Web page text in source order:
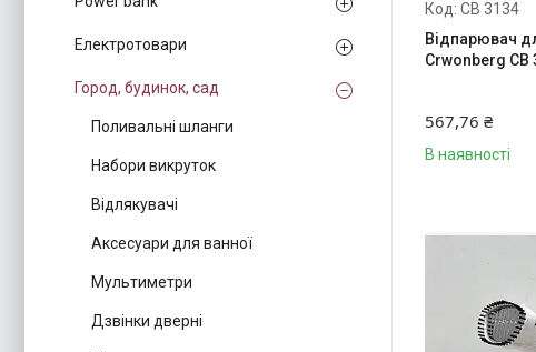
CB 3134
Відпарювач
Crwonberg CB
567,76 ₴
В наявності
Електротовари
Город, будинок, сад
Поливальні шланги
Набори викруток
Відлякувачі
Аксесуари для ванної
Мультиметри
Дзвінки дверні